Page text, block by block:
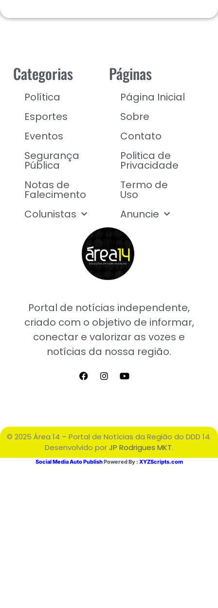
Portal de notícias independente,
criado com o objetivo de informar,
conectar e valorizar as vozes e
notícias da nossa região.
Categorias
Política
Esportes
Eventos
Segurança
Pública
Notas de
Falecimento
Colunistas
Páginas
Página Inicial
Sobre
Contato
Politica de
Privacidade
Termo de
Uso
Anuncie
© 2025 Área 14 – Portal de Notícias da Região do DDD 14.
Desenvolvido porJP Rodrigues MKT.
Social Media Auto PublishPowered By : XYZScripts.com